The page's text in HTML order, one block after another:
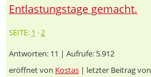
Entlastungstage gemacht.
SEITE: 1 ·2
Antworten: 11 | Aufrufe: 5.912
eröffnet von Kostas | letzter Beitrag von